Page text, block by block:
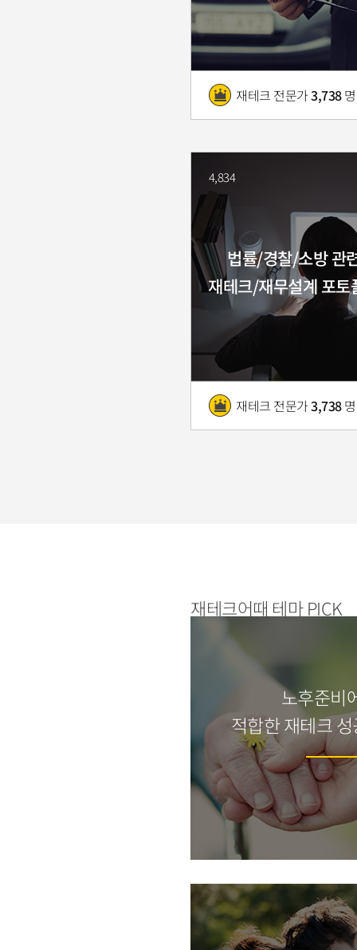
재테크 전문가3,738명
법률/경찰/소방 관
재테크/재무설계 포토
재테크 전문가3,738명
4,834
재테크어때 테마 PICK
노후준비
적합한 재테크